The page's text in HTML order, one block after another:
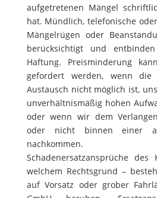
aufgetretenen Mängel
hat. Mündlich, telefonische
Mängelrügen oder
berücksichtigt und
Haftung. Preisminderung
gefordert werden, wenn die
Austausch nicht möglich ist,
unverhältnismäßig hohen
oder wenn wir dem
oder nicht binnen einer
nachkommen.
Schadenersatzansprüche
welchem Rechtsgrund –
auf Vorsatz oder grober